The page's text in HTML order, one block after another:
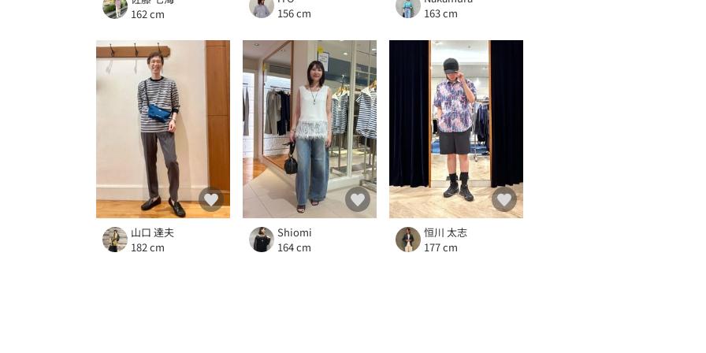
162 cm
156 cm
163 cm
山口 達夫
182 cm
Shiomi
164 cm
恒川 太志
177 cm